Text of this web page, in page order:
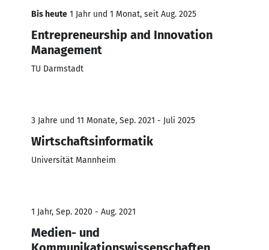
Bis heute 1 Jahr und 1 Monat, seit Aug. 2025
Entrepreneurship and Innovation
Management
TU Darmstadt
3 Jahre und 11 Monate, Sep. 2021 - Juli 2025
Wirtschaftsinformatik
Universität Mannheim
1 Jahr, Sep. 2020 - Aug. 2021
Medien- und